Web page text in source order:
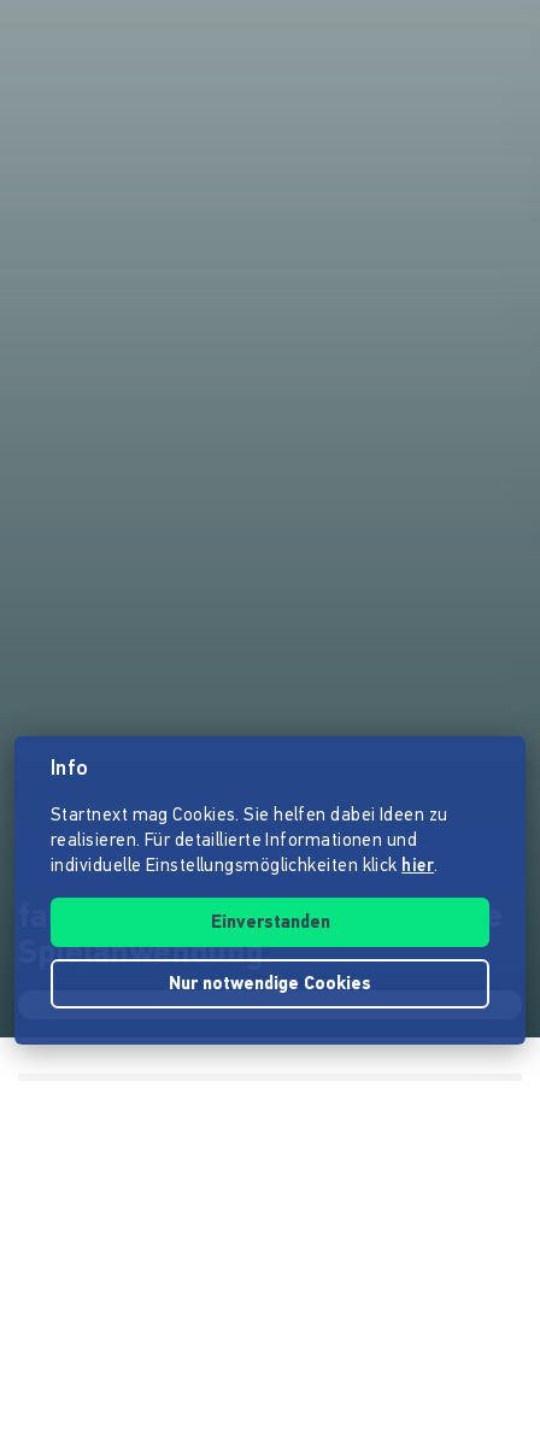
fakeodernews - Eine interaktive
Spielanwendung
Info
Startnext mag Cookies. Sie helfen dabei Ideen zu
realisieren. Für detaillierte Informationen und
individuelle Einstellungsmöglichkeiten klick hier.
Einverstanden
Nur notwendige Cookies